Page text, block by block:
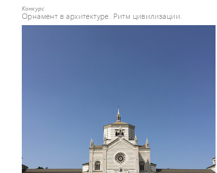
Конкурс
Орнамент в архитектуре. Ритм цивилизации.